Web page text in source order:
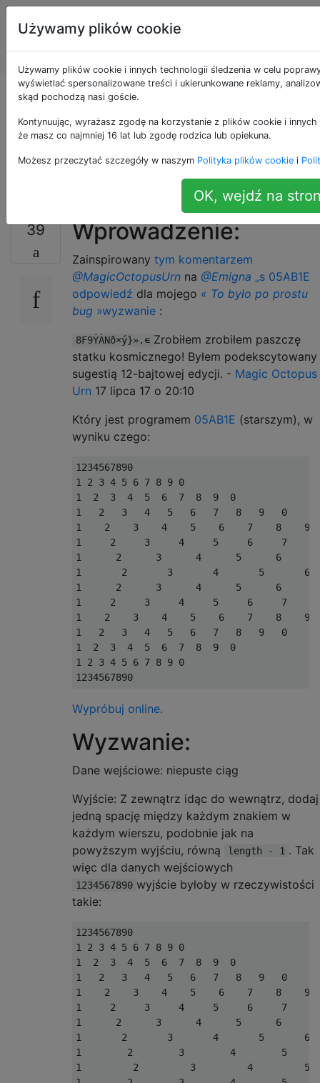
Programowanie
puzzli i Code
Golf
Zrobiłem zrobiłem
paszczę statku
kosmicznego!
39 Wprowadzenie:
Zainspirowany tym komentarzem
@MagicOctopusUrn na @Emigna „s 05AB1E
odpowiedź dla mojego « To było po prostu
bug »wyzwanie :
8F9ÝÀNð×ý}».∊ Zrobiłem zrobiłem paszczę
statku kosmicznego! Byłem podekscytowany
sugestią 12-bajtowej edycji. - Magic Octopus
Urn 17 lipca 17 o 20:10
Który jest programem 05AB1E (starszym), w
wyniku czego:
1234567890
1 2 3 4 5 6 7 8 9 0
1  2  3  4  5  6  7  8  9  0
1   2   3   4   5   6   7   8   9   0
1    2    3    4    5    6    7    8    9
1     2     3     4     5     6     7
1      2      3      4      5      6
1       2       3       4       5       6
1      2      3      4      5      6
1     2     3     4     5     6     7
1    2    3    4    5    6    7    8    9
1   2   3   4   5   6   7   8   9   0
1  2  3  4  5  6  7  8  9  0
1 2 3 4 5 6 7 8 9 0
Wypróbuj online.
Wyzwanie:
Dane wejściowe: niepuste ciąg
Wyjście: Z zewnątrz idąc do wewnątrz, dodaj
jedną spację między każdym znakiem w
każdym wierszu, podobnie jak na
powyższym wyjściu, równą
length - 1 . Tak
więc dla danych wejściowych
1234567890 wyjście byłoby w rzeczywistości
takie:
1234567890
1 2 3 4 5 6 7 8 9 0
1  2  3  4  5  6  7  8  9  0
1   2   3   4   5   6   7   8   9   0
1    2    3    4    5    6    7    8    9
1     2     3     4     5     6     7
1      2      3      4      5      6
1       2       3       4       5       6
1        2        3        4        5
1         2         3         4
Używamy plików cookie
Używamy plików cookie i innych technologii śledzenia w celu
wyświetlać spersonalizowane treści i ukierunkowane reklamy,
skąd pochodzą nasi goście.
Kontynuując, wyrażasz zgodę na korzystanie z plików cookie i
że masz co najmniej 16 lat lub zgodę rodzica lub opiekuna.
Możesz przeczytać szczegóły w naszym Polityka plików cookie i
OK, wejdź na